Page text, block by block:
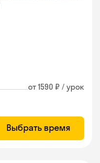
от 1590 ₽ / урок
Выбрать время